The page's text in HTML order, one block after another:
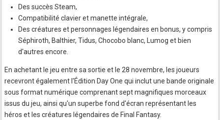
Des succès Steam,
Compatibilité clavier et manette intégrale,
Des créatures et personnages légendaires en bonus, y compris
Séphiroth, Balthier, Tidus, Chocobo blanc, Lumog et bien
d'autres encore.
En achetant le jeu entre sa sortie et le 28 novembre, les joueurs
recevront également l'Édition Day One qui inclut une bande originale
sous format numérique comprenant sept magnifiques morceaux
issus du jeu, ainsi qu'un superbe fond d'écran représentant les
héros et les créatures légendaires de Final Fantasy.